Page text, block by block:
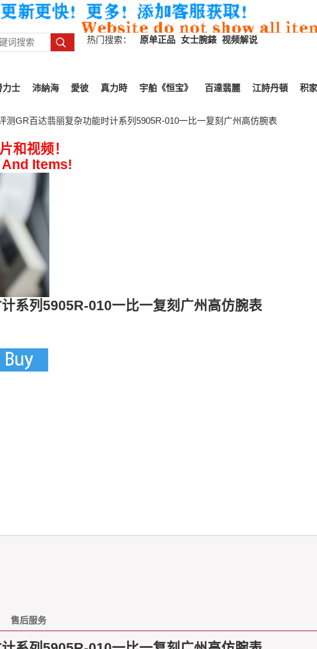
热门搜索： 原单正品 女士腕錶 视频解说
力士 沛納海 愛彼 真力時 宇舶《恒宝》 百達翡麗 江詩丹頓 积家
测GR百达翡丽复杂功能时计系列5905R-010一比一复刻广州高仿腕表
和视频！
Items!
系列5905R-010一比一复刻广州高仿腕表
售后服务